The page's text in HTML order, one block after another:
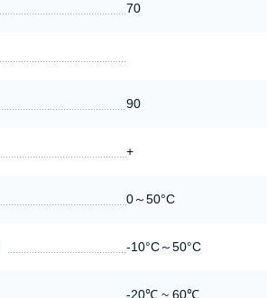
70
90
+
0～50°C
-10°C～50°C
-20℃ ~ 60℃